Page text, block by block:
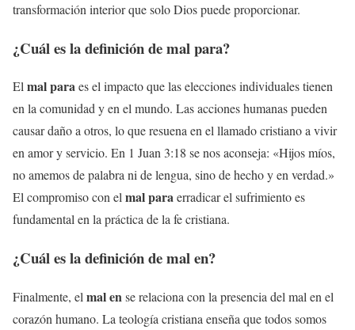
transformación interior que solo Dios puede proporcionar.
¿Cuál es la definición demal para?
Elmal paraes el impacto que las elecciones individuales tienen
en la comunidad y en el mundo. Las acciones humanas pueden
causar daño a otros, lo que resuena en el llamado cristiano a vivir
en amor y servicio. En 1 Juan 3:18 se nos aconseja: «Hijos míos,
no amemos de palabra ni de lengua, sino de hecho y en verdad.»
El compromiso con elmal paraerradicar el sufrimiento es
fundamental en la práctica de la fe cristiana.
¿Cuál es la definición demal en?
Finalmente, el mal ense relaciona con la presencia del mal en el
corazón humano. La teología cristiana enseña que todos somos